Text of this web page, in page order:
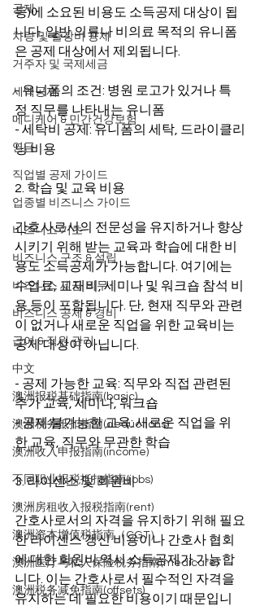
공제
차량 및 출장비 공제
거주자 및 국제세금
세액공제
메디케어 & 민간건강보험
연금
직업별 공제 가이드
업종별 비즈니스 가이드
비즈니스 기초
비즈니스 구조 & 설립
비즈니스 세금 의무
비즈니스 공제 & 경비
급여 & 직원 관리
中文
澳洲报税基础指南(basic)
澳洲税务抵扣指南(deductions)
澳洲收入申报指南(income)
不同职业报税抵扣指南(jobs)
澳洲房租收入报税指南(rent)
澳洲资本增值税指南（CGT）
澳洲医疗与私人保险税务指南(medicare)
澳洲税务减免指南(offsets)
등)에 소요된 비용도 소득공제 대상이 됩
니다. 일반 의류나 비의료 목적의 유니폼
은 공제 대상에서 제외됩니다.
- 유니폼의 조건: 병원 로고가 있거나 특
정 직무를 나타내는 유니폼
- 세탁비 공제: 유니폼의 세탁, 드라이클리
닝 비용
2. 학습 및 교육 비용
간호사로서의 전문성을 유지하거나 향상
시키기 위해 받는 교육과 학습에 대한 비
용도 소득공제가 가능합니다. 여기에는
수업료, 교재비, 세미나 및 워크숍 참석 비
용 등이 포함됩니다. 단, 현재 직무와 관련
이 없거나 새로운 직업을 위한 교육비는
공제 대상이 아닙니다.
- 공제 가능한 교육: 직무와 직접 관련된
추가 교육, 세미나, 워크숍
- 공제 불가능한 교육: 새로운 직업을 위
한 교육, 직무와 무관한 학습
3. 라이센스 및 회원비
간호사로서의 자격을 유지하기 위해 필요
한 라이센스 갱신 비용이나 간호사 협회
에 대한 회원비 역시 소득공제가 가능합
니다. 이는 간호사로서 필수적인 자격을
유지하는 데 필요한 비용이기 때문입니